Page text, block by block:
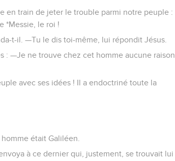
en train de jeter le trouble parmi notre peuple :
*Messie, le roi !
t-il. —Tu le dis toi-même, lui répondit Jésus.
: —Je ne trouve chez cet homme aucune raison
avec ses idées ! Il a endoctriné toute la
était Galiléen.
à ce dernier qui, justement, se trouvait lui